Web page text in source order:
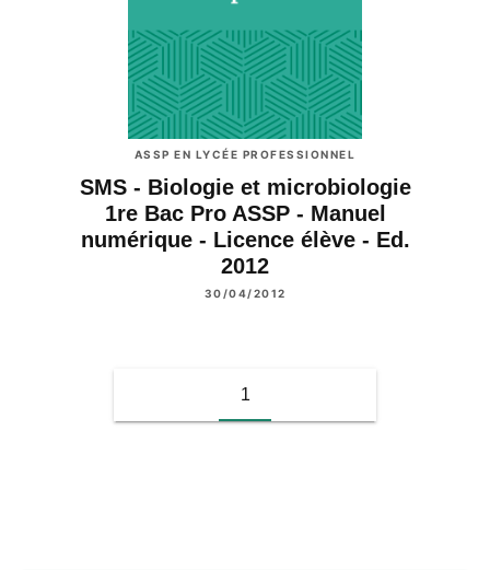
ASSP EN LYCÉE PROFESSIONNEL
SMS - Biologie et microbiologie
1re Bac Pro ASSP - Manuel
numérique - Licence élève - Ed.
2012
30/04/2012
1